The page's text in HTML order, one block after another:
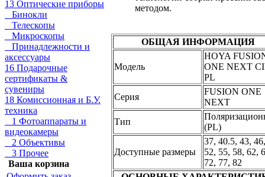
13 Оптические приборы
Бинокли
Телескопы
Микроскопы
Принадлежности и
аксессуары
16 Подарочные
сертификаты &
сувениры
18 Комиссионная и Б.У.
техника
1 Фотоаппараты и
видеокамеры
2 Объективы
3 Прочее
Ваша корзина
методом.
ОБЩАЯ ИНФОРМАЦИЯ
Модель
HOYA
ONE NEXT
PL
Серия
FUSION ONE
NEXT
Тип
(PL)
Доступные размеры
37, 40.5, 43,
52, 55, 58, 62,
72, 77, 82